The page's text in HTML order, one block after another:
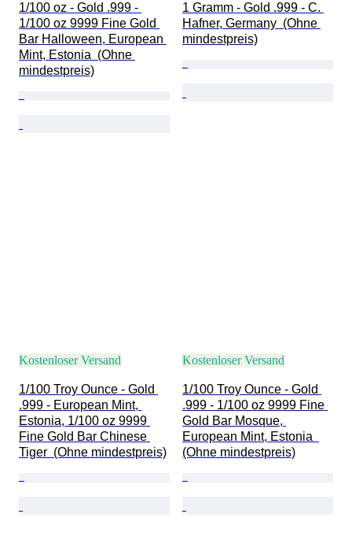
1/100 oz - Gold .999 -
1/100 oz 9999 Fine Gold
Bar Halloween, European
Mint, Estonia  (Ohne
mindestpreis)
1 Gramm - Gold .999 - C.
Hafner, Germany  (Ohne
mindestpreis)
Kostenloser Versand
1/100 Troy Ounce - Gold
.999 - European Mint,
Estonia, 1/100 oz 9999
Fine Gold Bar Chinese
Tiger  (Ohne mindestpreis)
Kostenloser Versand
1/100 Troy Ounce - Gold
.999 - 1/100 oz 9999 Fine
Gold Bar Mosque,
European Mint, Estonia
(Ohne mindestpreis)